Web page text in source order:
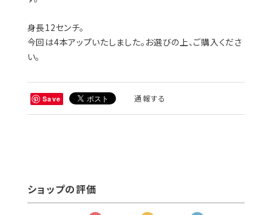
身長12センチ。
今回は4本アップいたしました。お選びの上、ご購入くださ
い。
Save 通報する
ショップの評価